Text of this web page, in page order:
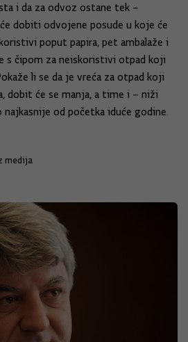
i da za odvoz ostane tek –
dobiti odvojene posude u koje će
poput papira, pet ambalaže i
s čipom za neiskoristivi otpad koji
li se da je vreća za otpad koji
dobit će se manja, a time i – niži
od početka iduće godine.
medija